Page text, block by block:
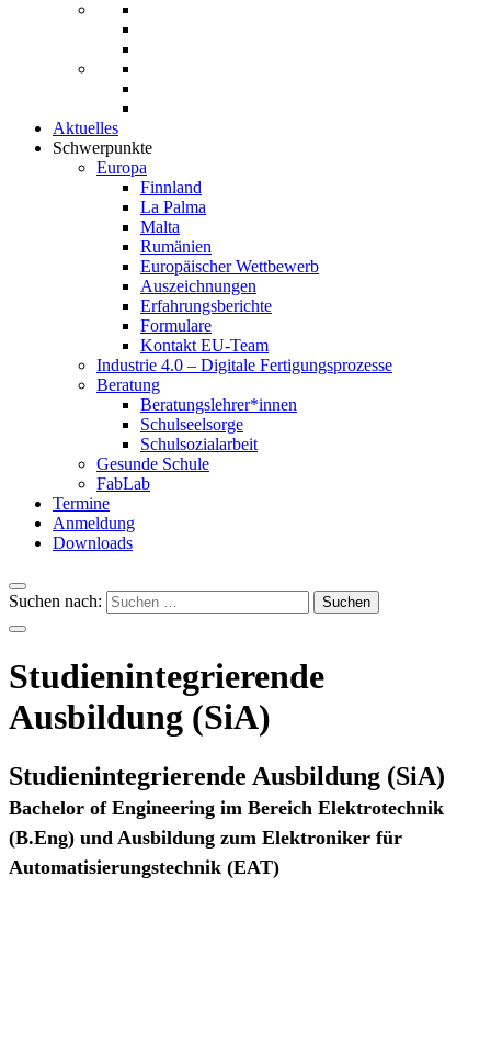
Aktuelles
Schwerpunkte
Europa
Finnland
La Palma
Malta
Rumänien
Europäischer Wettbewerb
Auszeichnungen
Erfahrungsberichte
Formulare
Kontakt EU-Team
Industrie 4.0 – Digitale Fertigungsprozesse
Beratung
Beratungslehrer*innen
Schulseelsorge
Schulsozialarbeit
Gesunde Schule
FabLab
Termine
Anmeldung
Downloads
Suchen nach:
Studienintegrierende
Ausbildung (SiA)
Studienintegrierende Ausbildung (SiA)
Bachelor of Engineering im Bereich Elektrotechnik
(B.Eng) und Ausbildung zum Elektroniker für
Automatisierungstechnik (EAT)